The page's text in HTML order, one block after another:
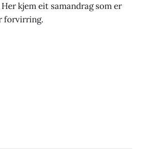
kjem eit samandrag som er
forvirring.